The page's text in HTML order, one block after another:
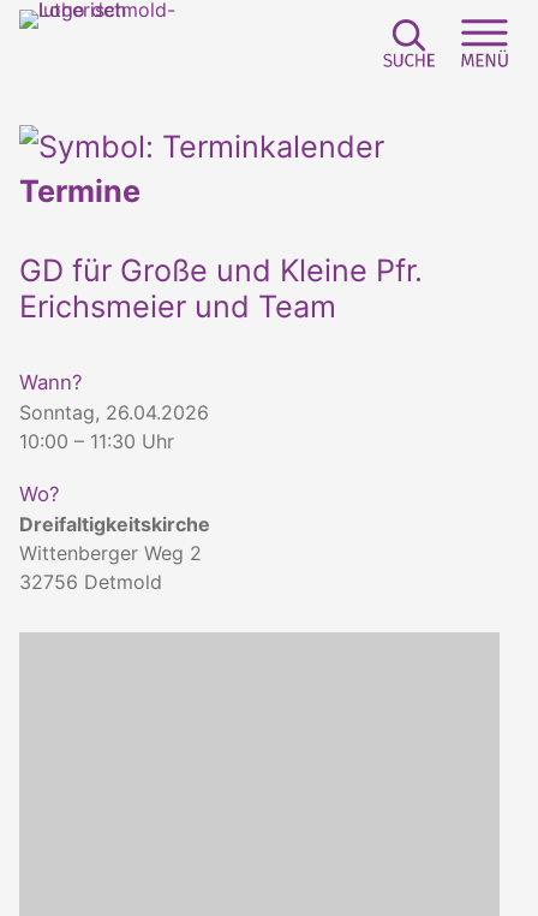
Termine
GD für Große und Kleine Pfr.
Erichsmeier und Team
Wann?
Sonntag, 26.04.2026
10:00 – 11:30 Uhr
Wo?
Dreifaltigkeitskirche
Wittenberger Weg 2
32756 Detmold